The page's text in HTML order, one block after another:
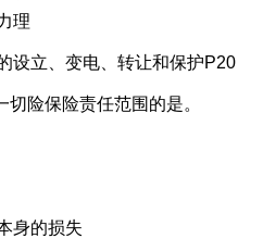
理
设立、变电、转让和保护P20
险保险责任范围的是。
身的损失